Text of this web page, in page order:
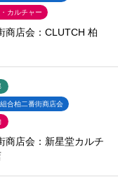
カルチャー
商店会：CLUTCH 柏
合柏二番街商店会
商店会：新星堂カルチ